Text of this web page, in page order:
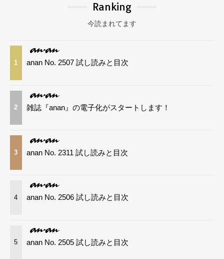
Ranking
今読まれてます
1 anan No. 2507 試し読みと目次
2 雑誌『anan』の電子化がスタートします！
3 anan No. 2311 試し読みと目次
4 anan No. 2506 試し読みと目次
5 anan No. 2505 試し読みと目次